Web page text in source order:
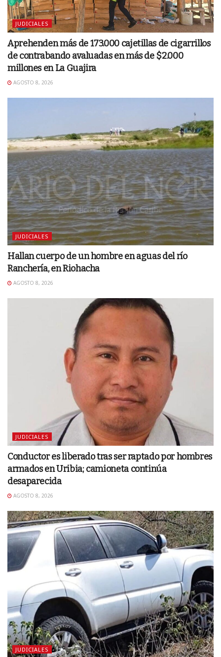
JUDICIALES
Aprehenden más de 173.000 cajetillas de cigarrillos
de contrabando avaluadas en más de $2.000
millones en La Guajira
AGOSTO 8, 2026
JUDICIALES
Hallan cuerpo de un hombre en aguas del río
Ranchería, en Riohacha
AGOSTO 8, 2026
JUDICIALES
Conductor es liberado tras ser raptado por hombres
armados en Uribia; camioneta continúa
desaparecida
AGOSTO 8, 2026
JUDICIALES